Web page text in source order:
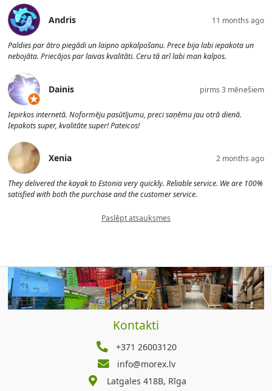
Andris 11 months ago
Paldies par ātro piegādi un laipno apkalpošanu. Prece bija labi iepakota un
nebojāta. Priecājos par laivas kvalitāti. Ceru tā arī labi man kalpos.
Dainis pirms 3 mēnešiem
Iepirkos internetā. Noformēju pasūtījumu, preci saņēmu jau otrā dienā.
Iepakots super, kvalitāte super! Pateicos!
Xenia 2 months ago
They delivered the kayak to Estonia very quickly. Reliable service. We are 100%
satisfied with both the purchase and the customer service.
Paslēpt atsauksmes
Kontakti
+371 26003120
info@morex.lv
Latgales 418B, Rīga